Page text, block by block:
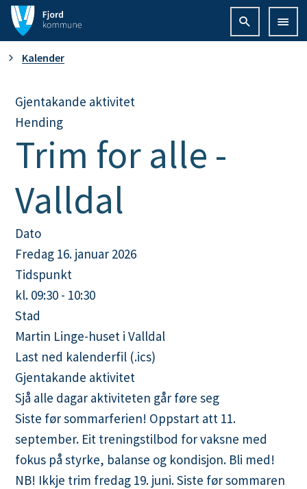
F
j
r
d
k
o
m
u
n
e
D
Kalender
Gjentakande aktivitet
Hending
Trim for alle -
Valldal
Dato
Fredag 16. januar 2026
Tidspunkt
kl. 09:30 - 10:30
Stad
Martin Linge-huset i Valldal
L
a
s
t
n
e
d
Last ned kalenderfil (.ics)
Gjentakande aktivitet
Sjå alle dagar aktiviteten går føre seg
Siste før sommarferien! Oppstart att 11.
september. Eit treningstilbod for vaksne med
fokus på styrke, balanse og kondisjon. Bli med!
NB! Ikkje trim fredag 19. juni. Siste før sommaren